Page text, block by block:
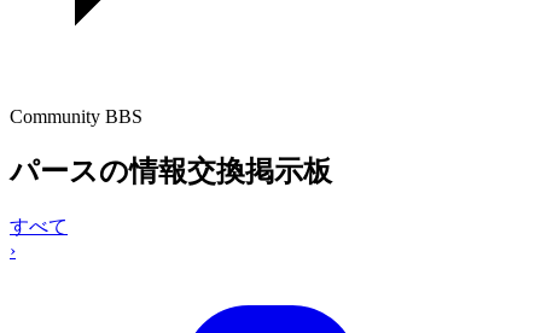
Community BBS
パースの情報交換掲示板
すべて
›